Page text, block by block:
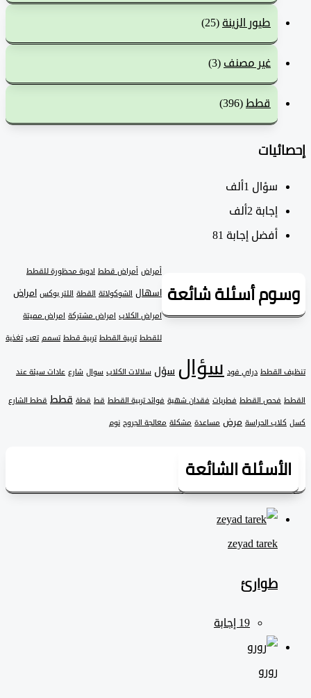
طيور الزينة (25)
غير مصنف(3)
قطط (396)
سؤال1ألف
‫إجابة 2ألف
أفضل إجابة 81
أسئلة شائعة
أمراض قطط ادوية محظورة للقطط
اسهال الشوكولاتة القطة اللتر بوكس امراض
امراض الكلاب امراض مشتركة امراض مميتة
تربية القطط تربية قطط تسمم تعب تغذية
القطط دراي فود سؤالسؤل سلالات الكلاب سوال شارع عادات سيئة عند
فحص القطط فطريات فقدان شهية فوائد تربية القطط قط قطة قطط قطط الشارع
الحراسة مرض مساعدة مشكلة معالجة الجروح نوم
الشائعة
zeyad ‎tarek
طوارئ